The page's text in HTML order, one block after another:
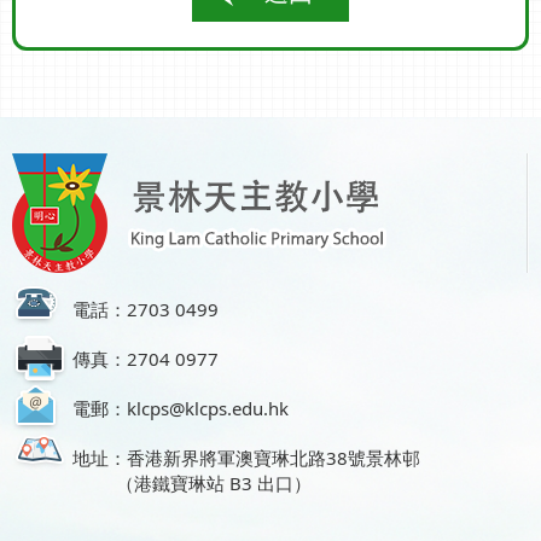
電話：2703 0499
傳真：2704 0977
電郵：klcps@klcps.edu.hk
地址：香港新界將軍澳寶琳北路38號景林邨
（港鐵寶琳站 B3 出口）